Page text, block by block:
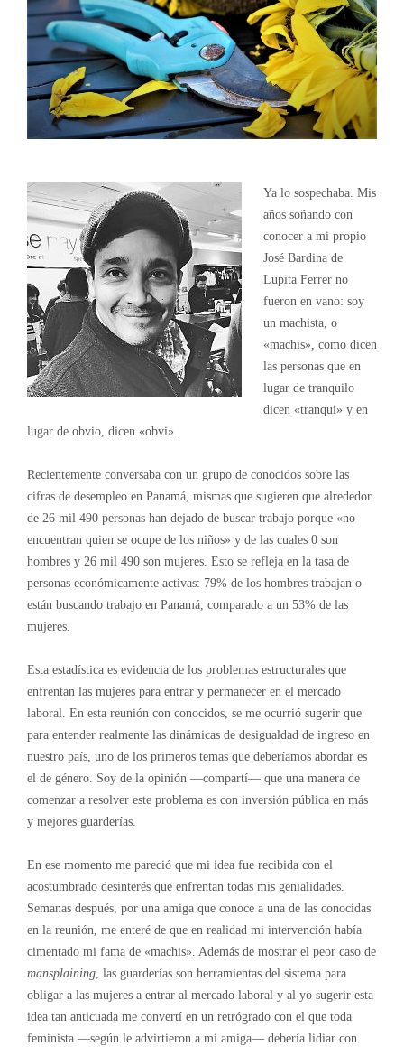
Ya lo sospechaba. Mis
años soñando con
conocer a mi propio
José Bardina de
Lupita Ferrer no
fueron en vano: soy
un machista, o
«machis», como dicen
las personas que en
lugar de tranquilo
dicen «tranqui» y en
lugar de obvio, dicen «obvi».
Recientemente conversaba con un grupo de conocidos sobre las
cifras de desempleo en Panamá, mismas que sugieren que alrededor
de 26 mil 490 personas han dejado de buscar trabajo porque «no
encuentran quien se ocupe de los niños» y de las cuales 0 son
hombres y 26 mil 490 son mujeres. Esto se refleja en la tasa de
personas económicamente activas: 79% de los hombres trabajan o
están buscando trabajo en Panamá, comparado a un 53% de las
mujeres.
Esta estadística es evidencia de los problemas estructurales que
enfrentan las mujeres para entrar y permanecer en el mercado
laboral. En esta reunión con conocidos, se me ocurrió sugerir que
para entender realmente las dinámicas de desigualdad de ingreso en
nuestro país, uno de los primeros temas que deberíamos abordar es
el de género. Soy de la opinión —compartí— que una manera de
comenzar a resolver este problema es con inversión pública en más
y mejores guarderías.
En ese momento me pareció que mi idea fue recibida con el
acostumbrado desinterés que enfrentan todas mis genialidades.
Semanas después, por una amiga que conoce a una de las conocidas
en la reunión, me enteré de que en realidad mi intervención había
cimentado mi fama de «machis». Además de mostrar el peor caso de
mansplaining, las guarderías son herramientas del sistema para
obligar a las mujeres a entrar al mercado laboral y al yo sugerir esta
idea tan anticuada me convertí en un retrógrado con el que toda
feminista —según le advirtieron a mi amiga— debería lidiar con